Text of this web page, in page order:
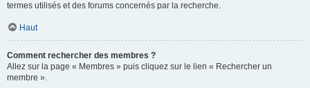
termes utilisés et des forums concernés par la recherche.
Haut
Comment rechercher des membres ?
Allez sur la page « Membres » puis cliquez sur le lien « Rechercher un
membre ».